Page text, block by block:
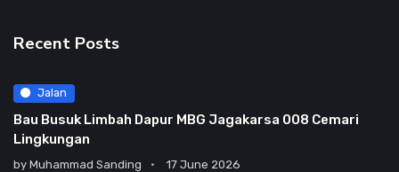
Recent Posts
Jalan
Bau Busuk Limbah Dapur MBG Jagakarsa 008 Cemari
Lingkungan
by Muhammad Sanding 17 June 2026